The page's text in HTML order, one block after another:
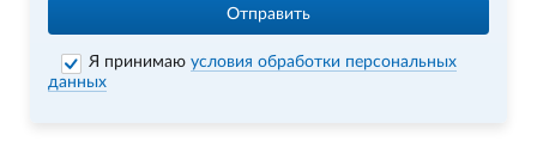
Отправить
Я принимаюусловия обработки персональных
данных